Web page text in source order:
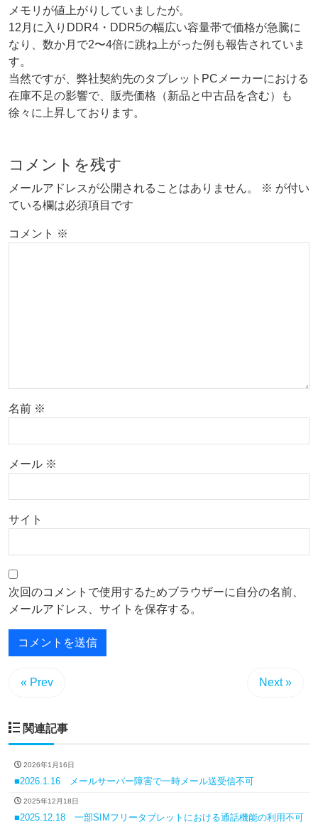
メモリが値上がりしていましたが。
12月に入りDDR4・DDR5の幅広い容量帯で価格が急騰に
なり、数か月で2〜4倍に跳ね上がった例も報告されていま
す。
当然ですが、弊社契約先のタブレットPCメーカーにおける
在庫不足の影響で、販売価格（新品と中古品を含む）も
徐々に上昇しております。
コメントを残す
メールアドレスが公開されることはありません。 ※ が付い
ている欄は必須項目です
コメント ※
名前 ※
メール ※
サイト
次回のコメントで使用するためブラウザーに自分の名前、
メールアドレス、サイトを保存する。
« Prev Next »
関連記事
2026年1月16日
■2026.1.16 メールサーバー障害で一時メール送受信不可
2025年12月18日
■2025.12.18 一部SIMフリータブレットにおける通話機能の利用不可